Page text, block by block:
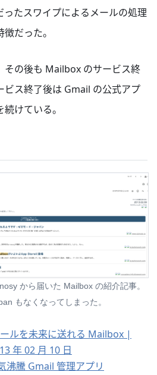
ったスワイプによるメールの処理
だった。
その後も Mailbox のサービス終
ビス終了後は Gmail の公式アプ
けている。
から届いた Mailbox の紹介記事。
もなくなってしまった。
ルを未来に送れる Mailbox |
年 02 月 10 日
沸騰 Gmail 管理アプリ